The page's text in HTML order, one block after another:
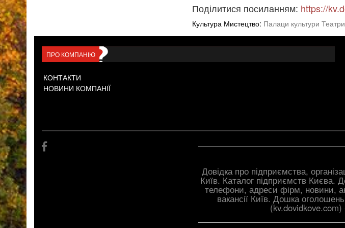
Поділитися посиланням: https://
Культура Мистецтво: Палаци культури Театри
ПРО КОМПАНІЮ
КОНТАКТИ
НОВИНИ КОМПАНІЇ
Довідка про підприємства,
Київ. Каталог підприємств Києва.
телефони, адреси фірм, новини,
вакансії Київ. Дошка